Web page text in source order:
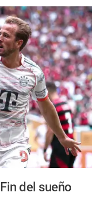
Fin del sueño